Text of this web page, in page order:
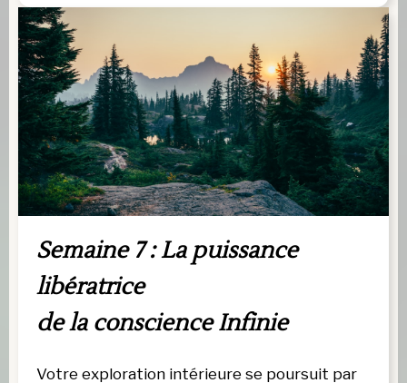
Semaine 7 : La puissance
libératrice
de la conscience Infinie
Votre exploration intérieure se poursuit par